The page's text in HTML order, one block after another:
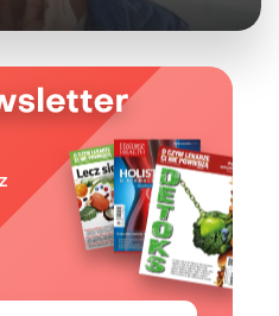
każdej komórki, tkanki i